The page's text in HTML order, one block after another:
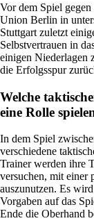
Vor dem Spiel
Union Berlin in
Stuttgart zuletzt
Selbstvertrauen in
einigen Niederlagen
die Erfolgsspur
Welche
eine Rolle
In dem Spiel
verschiedene
Trainer werden ihre
versuchen, mit einer
auszunutzen. Es
Vorgaben auf das
Ende die Oberhand